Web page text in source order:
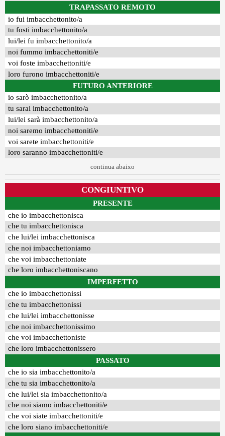
TRAPASSATO REMOTO
io fui imbacchettonito/a
tu fosti imbacchettonito/a
lui/lei fu imbacchettonito/a
noi fummo imbacchettoniti/e
voi foste imbacchettoniti/e
loro furono imbacchettoniti/e
FUTURO ANTERIORE
io sarò imbacchettonito/a
tu sarai imbacchettonito/a
lui/lei sarà imbacchettonito/a
noi saremo imbacchettoniti/e
voi sarete imbacchettoniti/e
loro saranno imbacchettoniti/e
continua abaixo
CONGIUNTIVO
PRESENTE
che io imbacchettonisca
che tu imbacchettonisca
che lui/lei imbacchettonisca
che noi imbacchettoniamo
che voi imbacchettoniate
che loro imbacchettoniscano
IMPERFETTO
che io imbacchettonissi
che tu imbacchettonissi
che lui/lei imbacchettonisse
che noi imbacchettonissimo
che voi imbacchettoniste
che loro imbacchettonissero
PASSATO
che io sia imbacchettonito/a
che tu sia imbacchettonito/a
che lui/lei sia imbacchettonito/a
che noi siamo imbacchettoniti/e
che voi siate imbacchettoniti/e
che loro siano imbacchettoniti/e